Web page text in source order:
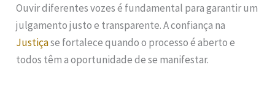
Ouvir diferentes vozes é fundamental para garantir um
julgamento justo e transparente. A confiança na
Justiçase fortalece quando o processo é aberto e
todos têm a oportunidade de se manifestar.